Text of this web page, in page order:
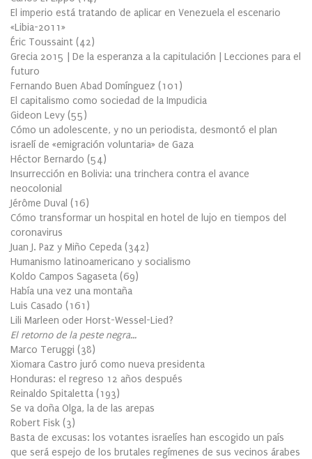
El imperio está tratando de aplicar en Venezuela el escenario
«Libia-2011»
Éric Toussaint (42)
Grecia 2015 | De la esperanza a la capitulación | Lecciones para el
futuro
Fernando Buen Abad Domínguez (101 )
El capitalismo como sociedad de la Impudicia
Gideon Levy (55)
Cómo un adolescente, y no un periodista, desmontó el plan
israelí de «emigración voluntaria» de Gaza
Héctor Bernardo (54)
Insurrección en Bolivia: una trinchera contra el avance
neocolonial
Jérôme Duval (16)
Cómo transformar un hospital en hotel de lujo en tiempos del
coronavirus
Juan J. Paz y Miño Cepeda (342)
Humanismo latinoamericano y socialismo
Koldo Campos Sagaseta (69)
Había una vez una montaña
Luis Casado (161 )
Lili Marleen oder Horst-Wessel-Lied?
El retorno de la peste negra…
Marco Teruggi (38)
Xiomara Castro juró como nueva presidenta
Honduras: el regreso 12 años después
Reinaldo Spitaletta (193)
Se va doña Olga, la de las arepas
Robert Fisk (3)
Basta de excusas: los votantes israelíes han escogido un país
que será espejo de los brutales regímenes de sus vecinos árabes